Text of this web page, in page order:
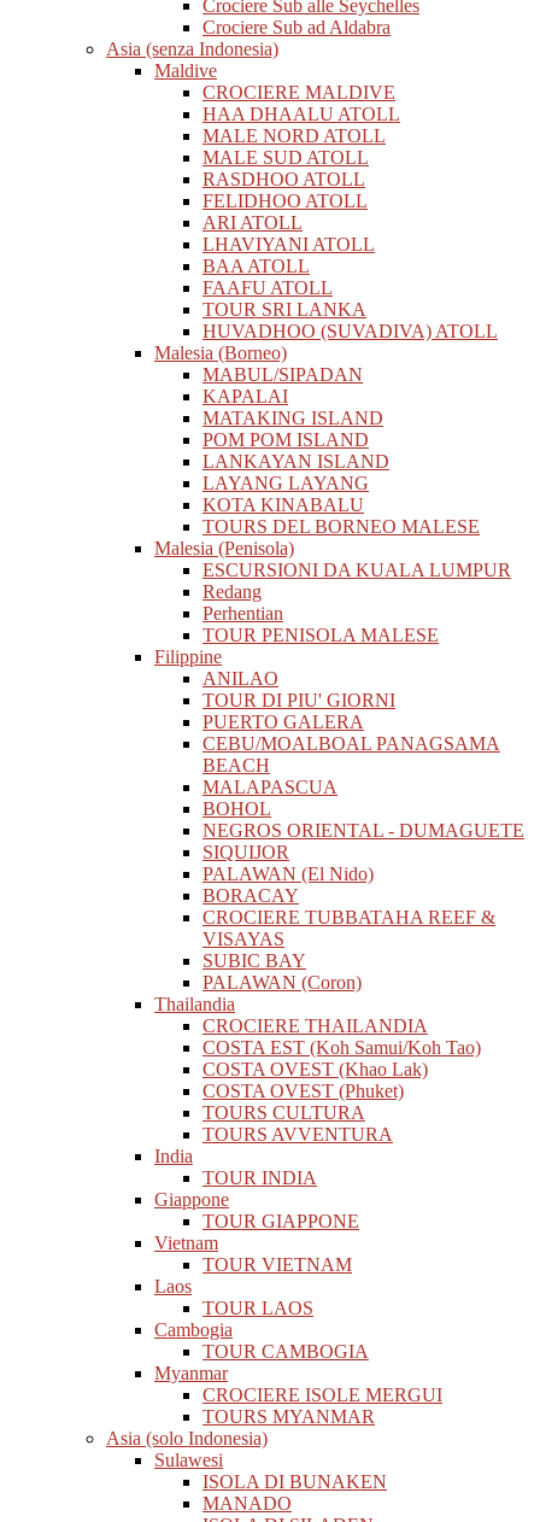
Crociere Sub alle Seychelles
Crociere Sub ad Aldabra
Asia (senza Indonesia)
Maldive
CROCIERE MALDIVE
HAA DHAALU ATOLL
MALE NORD ATOLL
MALE SUD ATOLL
RASDHOO ATOLL
FELIDHOO ATOLL
ARI ATOLL
LHAVIYANI ATOLL
BAA ATOLL
FAAFU ATOLL
TOUR SRI LANKA
HUVADHOO (SUVADIVA) ATOLL
Malesia (Borneo)
MABUL/SIPADAN
KAPALAI
MATAKING ISLAND
POM POM ISLAND
LANKAYAN ISLAND
LAYANG LAYANG
KOTA KINABALU
TOURS DEL BORNEO MALESE
Malesia (Penisola)
ESCURSIONI DA KUALA LUMPUR
Redang
Perhentian
TOUR PENISOLA MALESE
Filippine
ANILAO
TOUR DI PIU' GIORNI
PUERTO GALERA
CEBU/MOALBOAL PANAGSAMA
BEACH
MALAPASCUA
BOHOL
NEGROS ORIENTAL - DUMAGUETE
SIQUIJOR
PALAWAN (El Nido)
BORACAY
CROCIERE TUBBATAHA REEF &
VISAYAS
SUBIC BAY
PALAWAN (Coron)
Thailandia
CROCIERE THAILANDIA
COSTA EST (Koh Samui/Koh Tao)
COSTA OVEST (Khao Lak)
COSTA OVEST (Phuket)
TOURS CULTURA
TOURS AVVENTURA
India
TOUR INDIA
Giappone
TOUR GIAPPONE
Vietnam
TOUR VIETNAM
Laos
TOUR LAOS
Cambogia
TOUR CAMBOGIA
Myanmar
CROCIERE ISOLE MERGUI
TOURS MYANMAR
Asia (solo Indonesia)
Sulawesi
ISOLA DI BUNAKEN
MANADO